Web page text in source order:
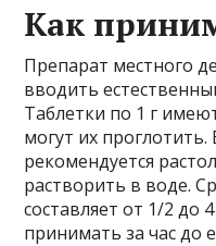
Как
Препарат местного
вводить
Таблетки по 1 г
могут их проглотить.
рекомендуется
растворить в воде.
составляет от 1/2 до
принимать за час до